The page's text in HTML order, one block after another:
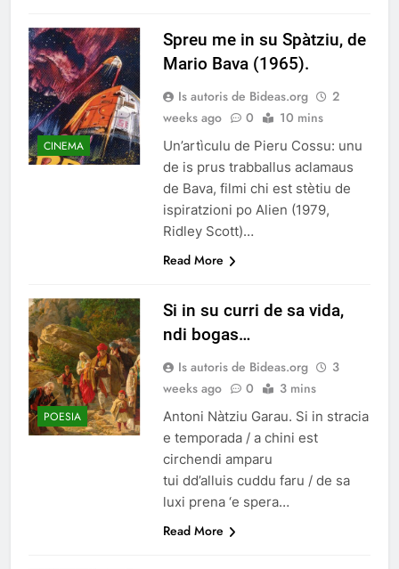
CINEMA
Spreu me in su Spàtziu, de
Mario Bava (1965).
Is autoris de Bideas.org
2
weeks ago
0 10 mins
Un’artìculu de Pieru Cossu: unu
de is prus trabballus aclamaus
de Bava, filmi chi est stètiu de
ispiratzioni po Alien (1979,
Ridley Scott)…
Read More
POESIA
Si in su curri de sa vida,
ndi bogas…
Is autoris de Bideas.org
3
weeks ago
0 3 mins
Antoni Nàtziu Garau. Si in stracia
e temporada / a chini est
circhendi amparu
tui dd’alluis cuddu faru / de sa
luxi prena ‘e spera…
Read More